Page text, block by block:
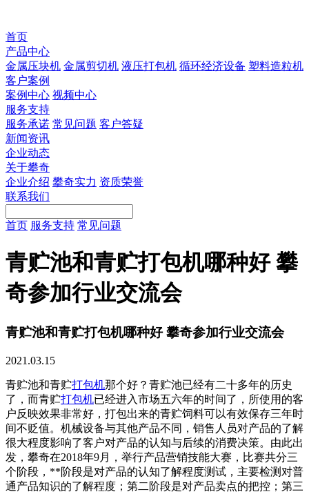
首页
产品中心
金属压块机 金属剪切机 液压打包机 循环经济设备 塑料造粒机
客户案例
案例中心 视频中心
服务支持
服务承诺 常见问题 客户答疑
新闻资讯
企业动态
关于攀奇
企业介绍 攀奇实力 资质荣誉
联系我们
首页 服务支持 常见问题
青贮池和青贮打包机哪种好 攀
奇参加行业交流会
青贮池和青贮打包机哪种好 攀奇参加行业交流会
2021.03.15
青贮池和青贮打包机那个好？青贮池已经有二十多年的历史
了，而青贮打包机已经进入市场五六年的时间了，所使用的客
户反映效果非常好，打包出来的青贮饲料可以有效保存三年时
间不贬值。机械设备与其他产品不同，销售人员对产品的了解
很大程度影响了客户对产品的认知与后续的消费决策。由此出
发，攀奇在2018年9月，举行产品营销技能大赛，比赛共分三
个阶段，**阶段是对产品的认知了解程度测试，主要检测对普
通产品知识的了解程度；第二阶段是对产品卖点的把控；第三